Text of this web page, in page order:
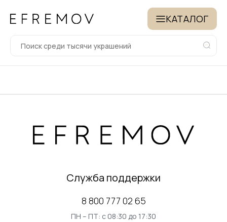
КАТАЛОГ
Служба поддержки
8 800 777 02 65
ПН – ПТ: с 08:30 до 17:30